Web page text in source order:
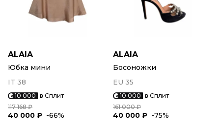
ALAIA
Юбка мини
IT 38
10 000 в Сплит
117 168 ₽
40 000 ₽ -66%
ALAIA
Босоножки
EU 35
10 000 в Сплит
161 000 ₽
40 000 ₽ -75%